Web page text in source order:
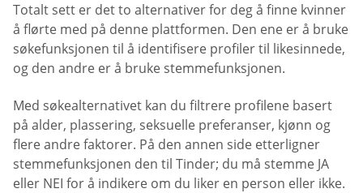
Totalt sett er det to alternativer for deg å finne kvinner
å flørte med på denne plattformen. Den ene er å bruke
søkefunksjonen til å identifisere profiler til likesinnede,
og den andre er å bruke stemmefunksjonen.
Med søkealternativet kan du filtrere profilene basert
på alder, plassering, seksuelle preferanser, kjønn og
flere andre faktorer. På den annen side etterligner
stemmefunksjonen den til Tinder; du må stemme JA
eller NEI for å indikere om du liker en person eller ikke.